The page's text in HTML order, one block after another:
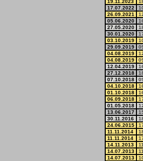
19.11.2023
17.07.2022
26.09.2021
05.06.2020
27.05.2020
30.01.2020
03.10.2019
29.09.2019
04.08.2019
04.08.2019
12.04.2019
27.12.2018
07.10.2018
04.10.2018
01.10.2018
06.09.2018
01.05.2018
13.06.2017
30.11.2016
24.06.2015
11.11.2014
11.11.2014
14.11.2013
14.07.2013
14.07.2013